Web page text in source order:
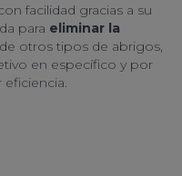
facilidad gracias a su
para eliminar la
de otros tipos de abrigos,
en específico y por